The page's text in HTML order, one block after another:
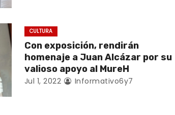
CULTURA
Con exposición, rendirán
homenaje a Juan Alcázar por su
valioso apoyo al MureH
Jul 1, 2022 Informativo6y7